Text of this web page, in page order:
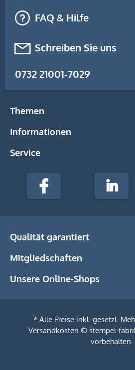
FAQ & Hilfe
Schreiben Sie uns
0732 21001-7029
Themen
Informationen
Service
stempel-
Media
Facebook
Qualität garantiert
Mitgliedschaften
Unsere Online-Shops
* Alle Preise inkl. gesetzl.
Versandkosten © stempel-
vorbehalten.